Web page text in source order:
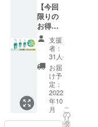
初心者
の方
や、子
猫さ
ん、砂
かき力
の弱い
猫さん
におす
すめで
す。 ※
ご注文
トイレ
◎、シ
ステム
トイレ
（二層
式）
◎） 固
まりま
せん、
トイレ
に流せ
ます。
どんな
⇒合
計：
2330円
※ご注文
状況、
製造状
況の都
合等に
より出
荷時期
が前後
する場
合があ
【今回
限りの
お得な
早割】
・杉の
100ml 3
本：
3000円
（一般
販売予
定価
格：
支援
者：
31人
お届
け予
定：
2022
年10
月
こ
の
リ
タ